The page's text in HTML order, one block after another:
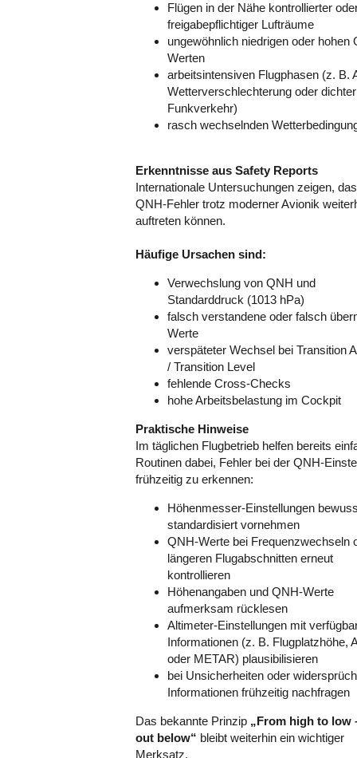
Flügen in der Nähe kontrollierter
freigabepflichtiger Lufträume
ungewöhnlich niedrigen oder hohen
Werten
arbeitsintensiven Flugphasen (z. B.
Wetterverschlechterung oder dichter
Funkverkehr)
rasch wechselnden
Erkenntnisse aus Safety Reports
Internationale Untersuchungen zeigen,
QNH-Fehler trotz moderner Avionik
auftreten können.
Häufige Ursachen sind:
Verwechslung von QNH und
Standarddruck (1013 hPa)
falsch verstandene oder falsch
Werte
verspäteter Wechsel bei Transition
/ Transition Level
fehlende Cross-Checks
hohe Arbeitsbelastung im Cockpit
Praktische Hinweise
Im täglichen Flugbetrieb helfen bereits
Routinen dabei, Fehler bei der QNH-
frühzeitig zu erkennen:
Höhenmesser-Einstellungen
standardisiert vornehmen
QNH-Werte bei Frequenzwechseln
längeren Flugabschnitten erneut
kontrollieren
Höhenangaben und QNH-Werte
aufmerksam rücklesen
Altimeter-Einstellungen mit
Informationen (z. B. Flugplatzhöhe,
oder METAR) plausibilisieren
bei Unsicherheiten oder
Informationen frühzeitig nachfragen
Das bekannte Prinzip „From high to low
out below“ bleibt weiterhin ein wichtiger
Merksatz.